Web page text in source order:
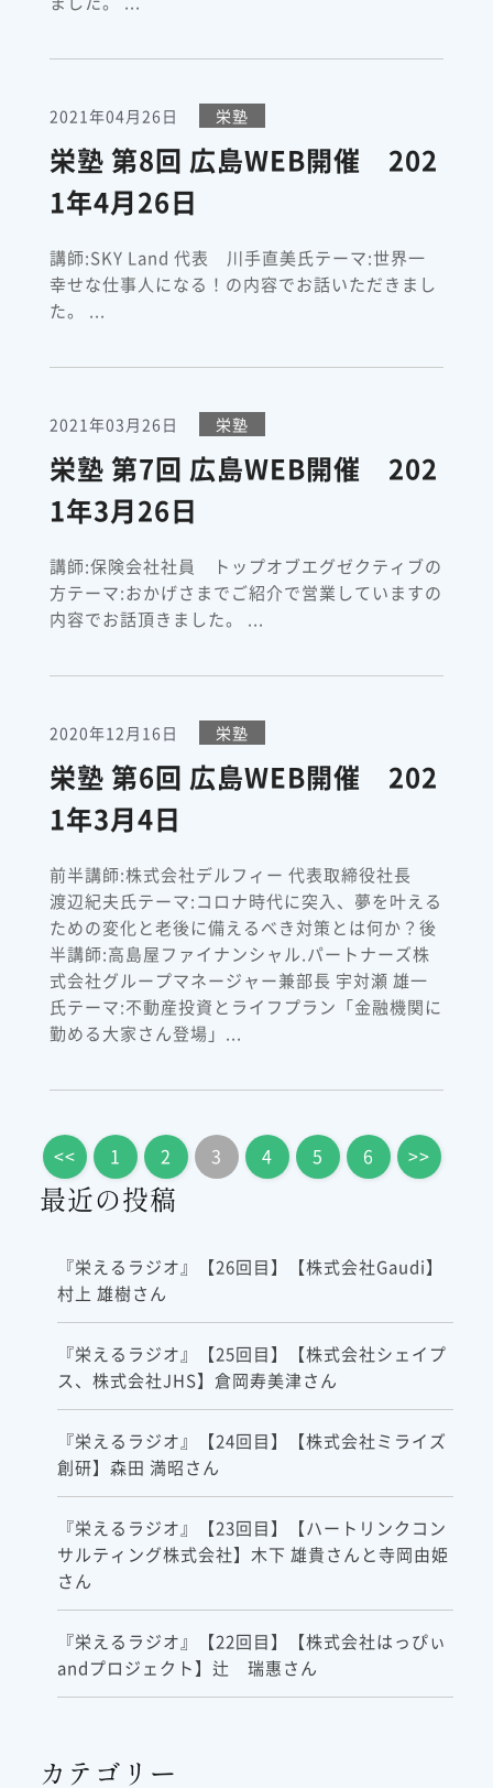
2021年04月26日 栄塾
栄塾 第8回 広島WEB開催 202
1年4月26日
講師:SKY Land 代表 川手直美氏テーマ:世界一
幸せな仕事人になる！の内容でお話いただきまし
た。 ...
2021年03月26日 栄塾
栄塾 第7回 広島WEB開催 202
1年3月26日
講師:保険会社社員 トップオブエグゼクティブの
方テーマ:おかげさまでご紹介で営業していますの
内容でお話頂きました。 ...
2020年12月16日 栄塾
栄塾 第6回 広島WEB開催 202
1年3月4日
前半講師:株式会社デルフィー 代表取締役社長
渡辺紀夫氏テーマ:コロナ時代に突入、夢を叶える
ための変化と老後に備えるべき対策とは何か？後
半講師:高島屋ファイナンシャル.パートナーズ株
式会社グループマネージャー兼部長 宇対瀬 雄一
氏テーマ:不動産投資とライフプラン「金融機関に
勤める大家さん登場」...
<< 1 2 3 4 5 6
>>
最近の投稿
『栄えるラジオ』【26回目】【株式会社Gaudi】
村上 雄樹さん
『栄えるラジオ』【25回目】【株式会社シェイプ
ス、株式会社JHS】倉岡寿美津さん
『栄えるラジオ』【24回目】【株式会社ミライズ
創研】森田 満昭さん
『栄えるラジオ』【23回目】【ハートリンクコン
サルティング株式会社】木下 雄貴さんと寺岡由姫
さん
『栄えるラジオ』【22回目】【株式会社はっぴぃ
andプロジェクト】辻 瑞惠さん
カテゴリー